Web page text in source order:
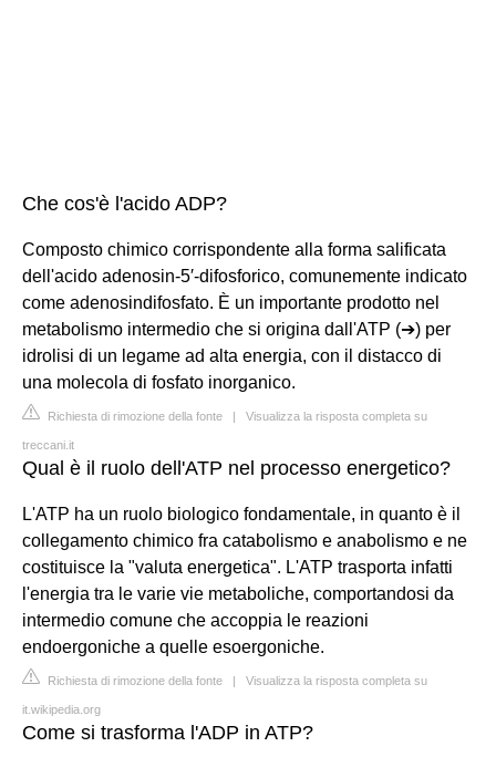
Che cos'è l'acido ADP?
Composto chimico corrispondente alla forma salificata
dell'acido adenosin-5′-difosforico, comunemente indicato
come adenosindifosfato. È un importante prodotto nel
metabolismo intermedio che si origina dall'ATP (➔) per
idrolisi di un legame ad alta energia, con il distacco di
una molecola di fosfato inorganico.
Richiesta di rimozione della fonte | Visualizza la risposta completa su
treccani.it
Qual è il ruolo dell'ATP nel processo energetico?
L'ATP ha un ruolo biologico fondamentale, in quanto è il
collegamento chimico fra catabolismo e anabolismo e ne
costituisce la "valuta energetica". L'ATP trasporta infatti
l'energia tra le varie vie metaboliche, comportandosi da
intermedio comune che accoppia le reazioni
endoergoniche a quelle esoergoniche.
Richiesta di rimozione della fonte | Visualizza la risposta completa su
it.wikipedia.org
Come si trasforma l'ADP in ATP?